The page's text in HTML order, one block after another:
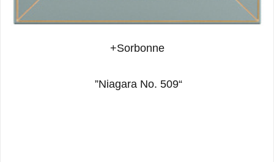
Sorbonne+
“Niagara No. 509”